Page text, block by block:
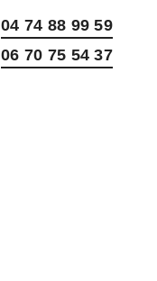
04 74 88 99 59
06 70 75 54 37